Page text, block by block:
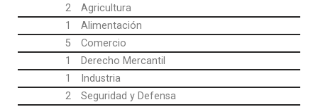
2
Agricultura
1
Alimentación
5
Comercio
1
Derecho Mercantil
1
Industria
2
Seguridad y Defensa